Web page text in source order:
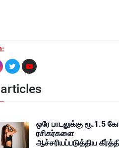
ஒரே பாடலுக்கு ரூ.1.5
ரசிகர்களை
ஆச்சரியப்படுத்திய